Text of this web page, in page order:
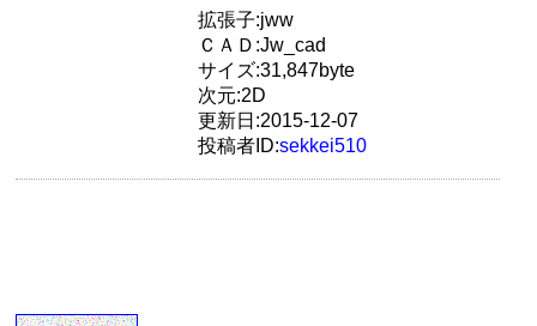
拡張子:jww
ＣＡＤ:Jw_cad
サイズ:31,847byte
次元:2D
更新日:2015-12-07
投稿者ID:sekkei510